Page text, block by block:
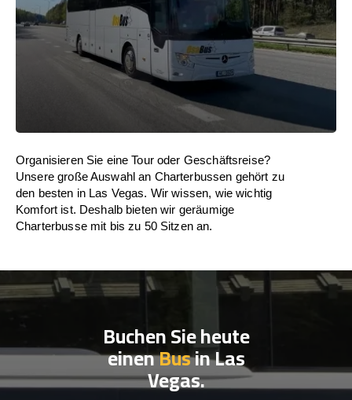
Organisieren Sie eine Tour oder Geschäftsreise?
Unsere große Auswahl an Charterbussen gehört zu
den besten in Las Vegas. Wir wissen, wie wichtig
Komfort ist. Deshalb bieten wir geräumige
Charterbusse mit bis zu 50 Sitzen an.
Buchen Sie heute
einenBusin Las
Vegas.